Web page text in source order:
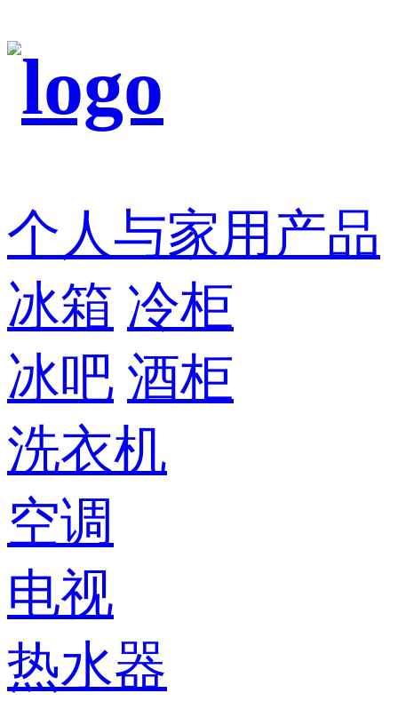
个人与家用产品
冰箱 冷柜
冰吧 酒柜
洗衣机
空调
电视
热水器